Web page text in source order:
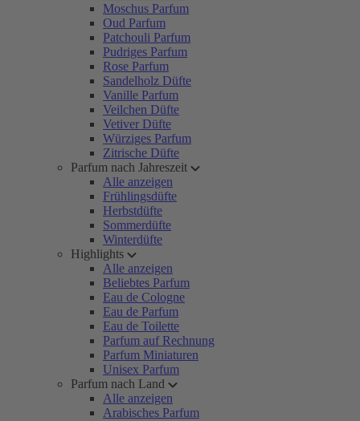
Moschus Parfum
Oud Parfum
Patchouli Parfum
Pudriges Parfum
Rose Parfum
Sandelholz Düfte
Vanille Parfum
Veilchen Düfte
Vetiver Düfte
Würziges Parfum
Zitrische Düfte
Parfum nach Jahreszeit
Alle anzeigen
Frühlingsdüfte
Herbstdüfte
Sommerdüfte
Winterdüfte
Highlights
Alle anzeigen
Beliebtes Parfum
Eau de Cologne
Eau de Parfum
Eau de Toilette
Parfum auf Rechnung
Parfum Miniaturen
Unisex Parfum
Parfum nach Land
Alle anzeigen
Arabisches Parfum